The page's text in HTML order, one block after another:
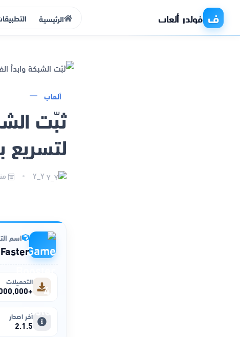
ف فولدر ألعاب الرئيسية
ألعاب
لتسريع
Y_Y منذ 10
اسم
التحميلات
+50,000,000
آخر اصدار
2.1.5